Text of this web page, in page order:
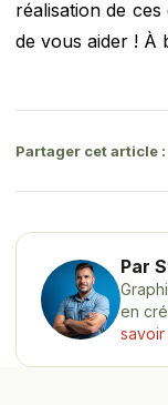
réalisation de
de vous aider ! À
Partager cet article :
Par
en